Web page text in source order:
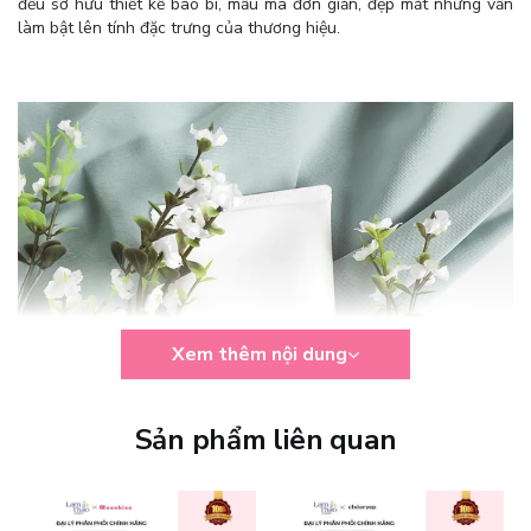
làm bật lên tính đặc trưng của thương hiệu.
Xem thêm nội dung
Sản phẩm liên quan